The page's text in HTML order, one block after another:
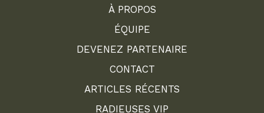
À PROPOS
ÉQUIPE
DEVENEZ PARTENAIRE
CONTACT
ARTICLES RÉCENTS
RADIEUSES VIP